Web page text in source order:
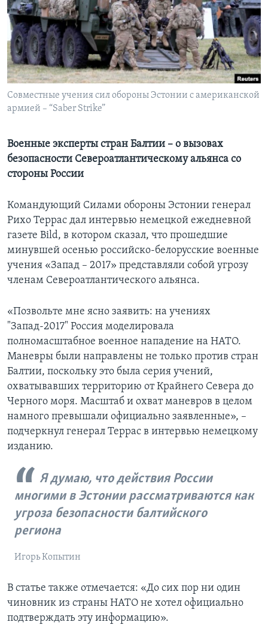
Learning English
СОЦИАЛЬНЫЕ СЕТИ
Языки
Совместные учения сил обороны Эстонии с американской
армией – “Saber Strike”
Военные эксперты стран Балтии – о вызовах
безопасности Североатлантическому альянса со
стороны России
Командующий Силами обороны Эстонии генерал
Рихо Террас дал интервью немецкой ежедневной
газете Bild, в котором сказал, что прошедшие
минувшей осенью российско-белорусские военные
учения «Запад – 2017» представляли собой угрозу
членам Североатлантического альянса.
«Позвольте мне ясно заявить: на учениях
"Запад-2017" Россия моделировала
полномасштабное военное нападение на НАТО.
Маневры были направлены не только против стран
Балтии, поскольку это была серия учений,
охватывавших территорию от Крайнего Севера до
Черного моря. Масштаб и охват маневров в целом
намного превышали официально заявленные», –
подчеркнул генерал Террас в интервью немецкому
изданию.
Я думаю, что действия России
многими в Эстонии рассматриваются как
угроза безопасности балтийского
региона
Игорь Копытин
В статье также отмечается: «До сих пор ни один
чиновник из страны НАТО не хотел официально
подтверждать эту информацию».